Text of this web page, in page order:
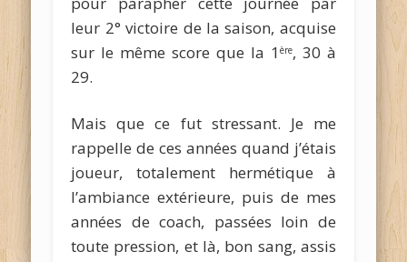
leur 2° victoire de la saison, acquise
sur le même score que la 1 ère, 30 à
29.
Mais que ce fut stressant. Je me
rappelle de ces années quand j’étais
joueur, totalement hermétique à
l’ambiance extérieure, puis de mes
années de coach, passées loin de
toute pression, et là, bon sang, assis